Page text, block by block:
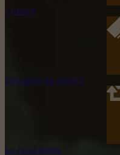
Contact
Demande de produit
La localisation